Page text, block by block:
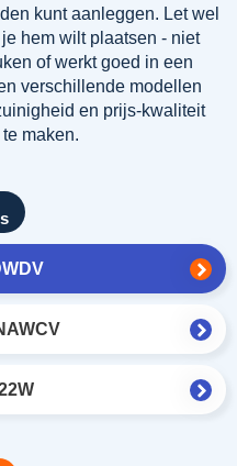
kunt aanleggen. Let wel
hem wilt plaatsen - niet
of werkt goed in een
verschillende modellen
en prijs-kwaliteit
maken.